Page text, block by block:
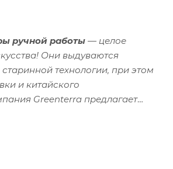
ручной работы — целое
Они выдуваются
технологии, при этом
и китайского
Greenterra предлагает